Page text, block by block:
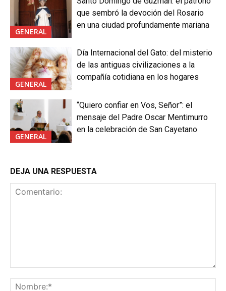
GENERAL
que sembró la devoción del Rosario
en una ciudad profundamente mariana
GENERAL
Día Internacional del Gato: del misterio
de las antiguas civilizaciones a la
compañía cotidiana en los hogares
GENERAL
“Quiero confiar en Vos, Señor”: el
mensaje del Padre Oscar Mentimurro
en la celebración de San Cayetano
DEJA UNA RESPUESTA